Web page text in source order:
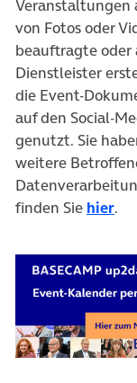
Veranstaltungen
von Fotos oder
beauftragte oder
Dienstleister
die Event-
auf den Social-
genutzt. Sie
weitere
finden Sie hier.